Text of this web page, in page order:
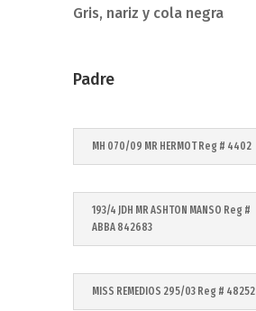
Gris, nariz y cola negra
Padre
MH 070/09 MR HERMOT Reg # 4402
193/4 JDH MR ASHTON MANSO Reg #
ABBA 842683
MISS REMEDIOS 295/03 Reg # 48252